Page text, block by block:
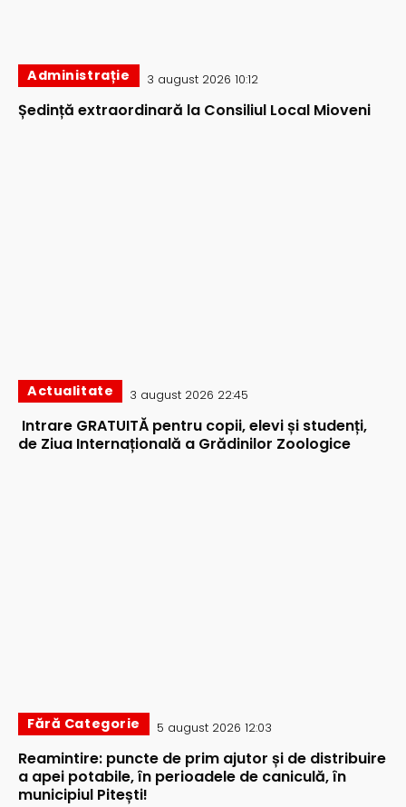
Administrație 3 august 2026 10:12
Ședință extraordinară la Consiliul Local Mioveni
Actualitate 3 august 2026 22:45
Intrare GRATUITĂ pentru copii, elevi și studenți,
de Ziua Internațională a Grădinilor Zoologice
Fără Categorie 5 august 2026 12:03
Reamintire: puncte de prim ajutor și de distribuire
a apei potabile, în perioadele de caniculă, în
municipiul Pitești!